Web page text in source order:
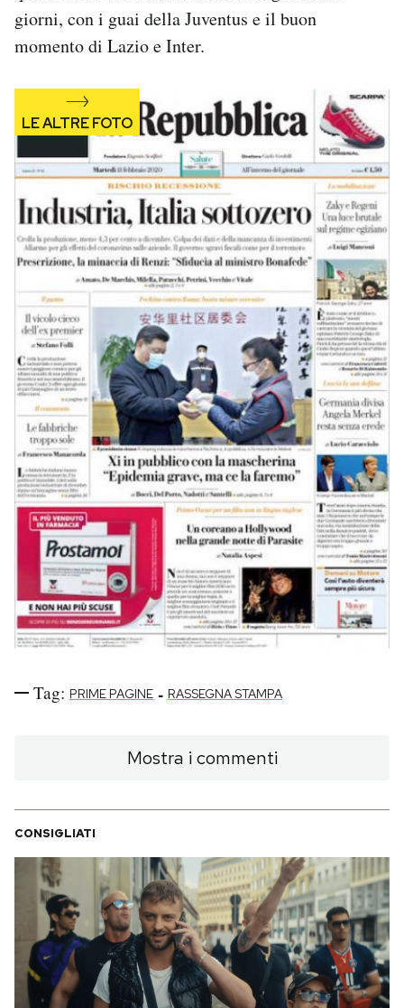
giorni, con i guai della Juventus e il buon
momento di Lazio e Inter.
Tag: PRIME PAGINE - RASSEGNA STAMPA
Mostra i commenti
CONSIGLIATI